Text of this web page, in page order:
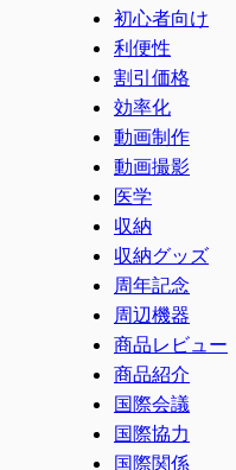
初心者向け
利便性
割引価格
効率化
動画制作
動画撮影
医学
収納
収納グッズ
周年記念
周辺機器
商品レビュー
商品紹介
国際会議
国際協力
国際関係